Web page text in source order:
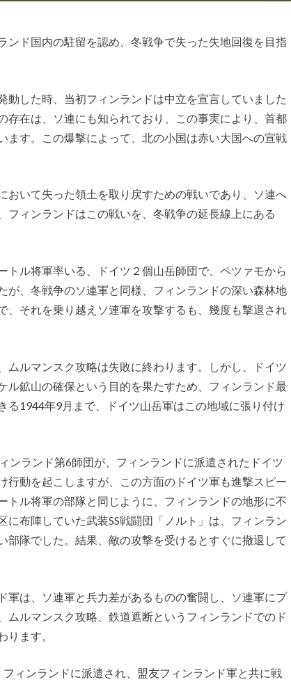
ンド国内の駐留を認め、冬戦争で失った失地回復を目指
動した時、当初フィンランドは中立を宣言していました
存在は、ソ連にも知られており、この事実により、首都
ます。この爆撃によって、北の小国は赤い大国への宣戦
おいて失った領土を取り戻すための戦いであり、ソ連へ
フィンランドはこの戦いを、冬戦争の延長線上にある
トル将軍率いる、ドイツ２個山岳師団で、ペツァモから
が、冬戦争のソ連軍と同様、フィンランドの深い森林地
、それを乗り越えソ連軍を攻撃するも、幾度も撃退され
ムルマンスク攻略は失敗に終わります。しかし、ドイツ
ル鉱山の確保という目的を果たすため、フィンランド最
る1944年9月まで、ドイツ山岳軍はこの地域に張り付け
ンランド第6師団が、フィンランドに派遣されたドイツ
行動を起こしますが、この方面のドイツ軍も進撃スピー
トル将軍の部隊と同じように、フィンランドの地形に不
布陣していた武装SS戦闘団「ノルト」は、フィンラン
部隊でした。結果、敵の攻撃を受けるとすぐに撤退して
軍は、ソ連軍と兵力差があるものの奮闘し、ソ連軍にプ
ムルマンスク攻略、鉄道遮断というフィンランドでのド
ます。
ィンランドに派遣され、盟友フィンランド軍と共に戦